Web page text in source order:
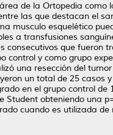
de la Ortopedia
las que destacan el
musculo esquelético
a transfusiones
consecutivos que fueron
control y como grupo
una resección del
un total de 25
en el grupo control
Student obteniendo una
cuando es utilizada